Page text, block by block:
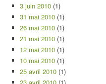
3 juin 2010 (1)
31 mai 2010 (1)
26 mai 2010 (1)
21 mai 2010 (1)
12 mai 2010 (1)
10 mai 2010 (1)
25 avril 2010 (1)